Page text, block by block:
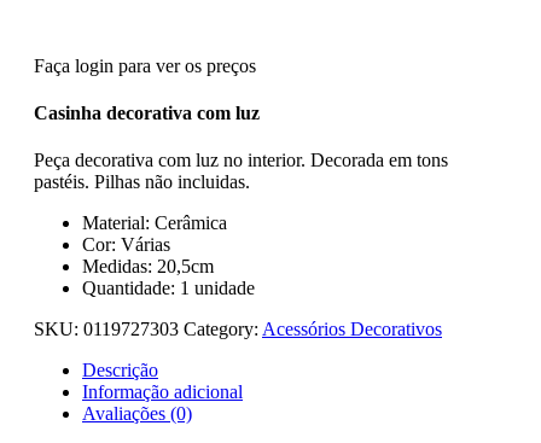
Faça login para ver os preços
Casinha decorativa com luz
Peça decorativa com luz no interior. Decorada em tons
pastéis. Pilhas não incluidas.
Material: Cerâmica
Cor: Várias
Medidas: 20,5cm
Quantidade: 1 unidade
SKU: 0119727303 Category: Acessórios Decorativos
Descrição
Informação adicional
Avaliações (0)